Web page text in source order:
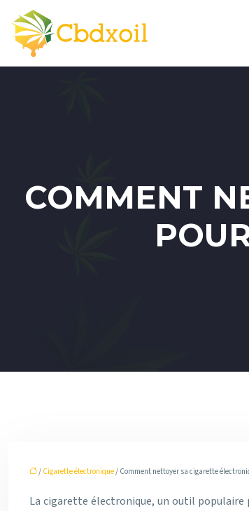
COMMENT
/ Cigarette électronique/ Comment nettoyer sa cigarette
La cigarette électronique, un outil